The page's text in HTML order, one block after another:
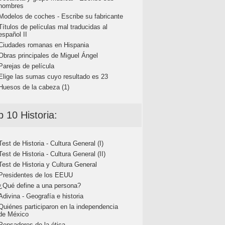
de coches - Escribe su fabricante
de películas mal traducidas al
II
romanas en Hispania
principales de Miguel Ángel
de película
las sumas cuyo resultado es 23
de la cabeza (1)
10 Historia:
de Historia - Cultura General (I)
de Historia - Cultura General (II)
de Historia y Cultura General
de los EEUU
define a una persona?
- Geografía e historia
participaron en la independencia
México